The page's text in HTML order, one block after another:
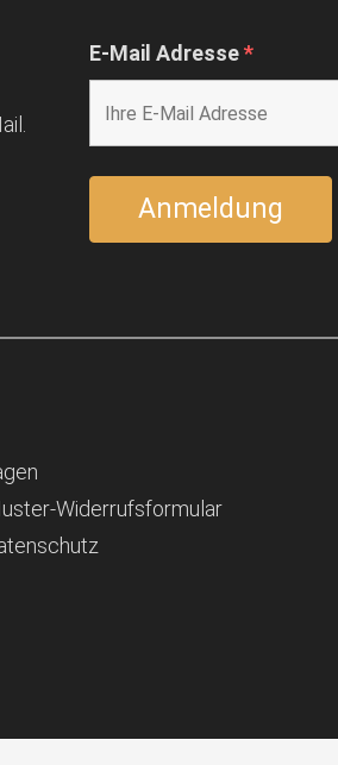
E-Mail Adresse*
Widerrufsformular